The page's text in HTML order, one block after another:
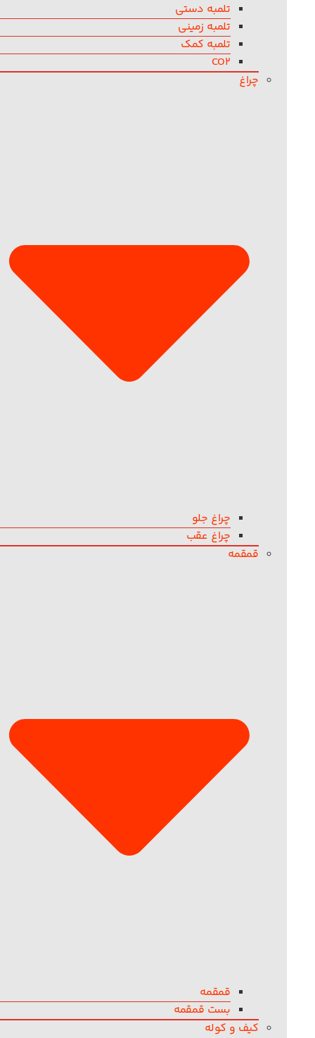
تلمبه دستی
تلمبه زمینی
تلمبه کمک
CO2
چراغ
چراغ جلو
چراغ عقب
قمقمه
قمقمه
بست قمقمه
کیف و کوله